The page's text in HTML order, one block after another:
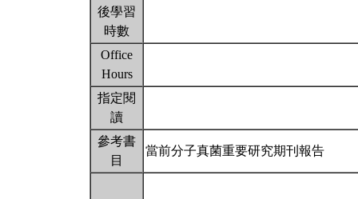
後學習
時數
Office
Hours
指定閱
讀
參考書
目
當前分子真菌重要研究期刊報告